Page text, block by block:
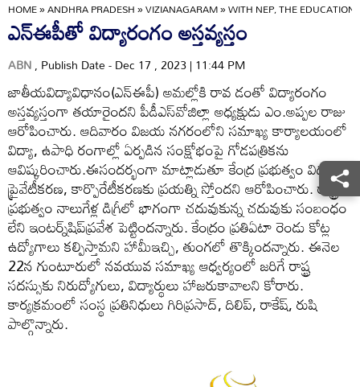
HOME»ANDHRA PRADESH»VIZIANAGARAM»WITH NEP, THE EDUCATION
ఎన్‌ఈపీతో విద్యారంగం అస్తవ్యస్తం
ABN, Publish Date - Dec 17 , 2023 | 11:44 PM
జాతీయవిద్యావిధానం(ఎన్‌ఈపీ) అమల్లోకి రావ డంతో విద్యారంగం
అస్తవ్యస్తంగా తయారైందని పీడీఎస్‌వోజిల్లా అధ్యక్షుడు ఎం.అప్పల రాజు
ఆరోపించారు. ఆదివారం విజయ నగరంలోని సమాఖ్య కార్యాలయంలో
విద్యా, ఉపాధి రంగాల్లో ఏర్పడిన సంక్షోభంపై గోడపత్రికను
ఆవిష్కరించారు.ఈసందర్భంగా మాట్లాడుతూ కేంద్ర ప్రభుత్వం విద్యను
ప్రైవేటీకరణ, కార్పొరేటీకరణకు ప్రయత్ని స్తోందని ఆరోపించారు. రాష్ట్ర
ప్రభుత్వం నాలుగేళ్ల డిగ్రీలో భాగంగా చదువుకున్న చదువుకు సంబంధం
లేని ఇంటర్న్‌షిప్‌ప్రవేశ పెట్టిందన్నారు. కేంద్రం ప్రతిఏటా రెండు కోట్ల
ఉద్యోగాలు కల్పిస్తామని హామీఇచ్చి, తుంగలో తొక్కిందన్నారు. ఈనెల
22న గుంటూరులో నవయువ సమాఖ్య ఆధ్వర్యంలో జరిగే రాష్ట్ర
సదస్సుకు నిరుద్యోగులు, విద్యార్థులు హాజరుకావాలని కోరారు.
కార్యక్రమంలో సంస్థ ప్రతినిధులు గిరిప్రసాద్‌, దిలిప్‌, రాకేష్‌, రుషి
పాల్గొన్నారు.